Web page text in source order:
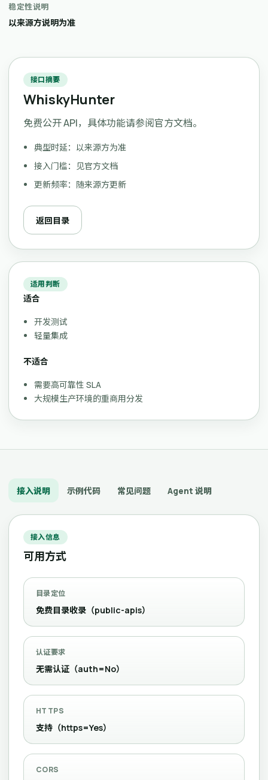
稳定性说明
以来源方说明为准
接口摘要
WhiskyHunter
免费公开 API，具体功能请参阅官方文档。
典型时延：以来源方为准
接入门槛：见官方文档
更新频率：随来源方更新
返回目录
适用判断
适合
开发测试
轻量集成
不适合
需要高可靠性 SLA
大规模生产环境的重商用分发
接入说明 示例代码 常见问题 Agent 说明
接入信息
可用方式
目录定位
免费目录收录（public-apis）
认证要求
无需认证（auth=No）
HTTPS
支持（https=Yes）
CORS